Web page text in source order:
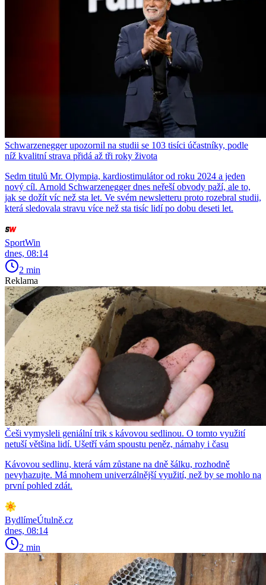
Schwarzenegger upozornil na studii se 103 tisíci účastníky, podle
níž kvalitní strava přidá až tři roky života
Sedm titulů Mr. Olympia, kardiostimulátor od roku 2024 a jeden
nový cíl. Arnold Schwarzenegger dnes neřeší obvody paží, ale to,
jak se dožít víc než sta let. Ve svém newsletteru proto rozebral studii,
která sledovala stravu více než sta tisíc lidí po dobu deseti let.
SportWin
dnes, 08:14
2 min
Reklama
Češi vymysleli geniální trik s kávovou sedlinou. O tomto využití
netuší většina lidí. Ušetří vám spoustu peněz, námahy i času
Kávovou sedlinu, která vám zůstane na dně šálku, rozhodně
nevyhazujte. Má mnohem univerzálnější využití, než by se mohlo na
první pohled zdát.
BydlímeÚtulně.cz
dnes, 08:14
2 min